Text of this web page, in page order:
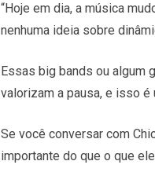
“Hoje em dia, a música
nenhuma ideia sobre
Essas big bands ou algum
valorizam a pausa, e isso
Se você conversar com
importante do que o que